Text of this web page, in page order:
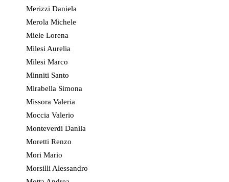
Merizzi Daniela
Merola Michele
Miele Lorena
Milesi Aurelia
Milesi Marco
Minniti Santo
Mirabella Simona
Missora Valeria
Moccia Valerio
Monteverdi Danila
Moretti Renzo
Mori Mario
Morsilli Alessandro